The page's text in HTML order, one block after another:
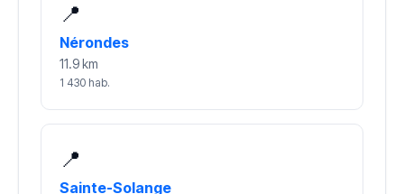
📍
Nérondes
11.9 km
1 430 hab.
📍
Sainte-Solange